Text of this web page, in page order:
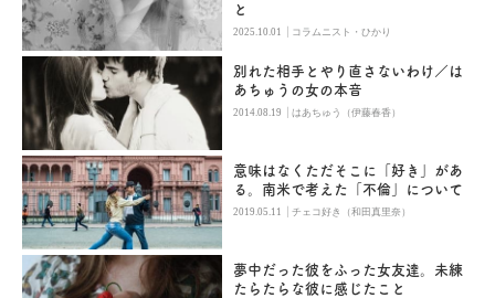
と
2025.10.01 | コラムニスト・ひかり
別れた相手とやり直さないわけ／は
あちゅうの女の本音
2014.08.19 |はあちゅう（伊藤春香）
意味はなくただそこに「好き」があ
る。南米で考えた「不倫」について
2019.05.11 |チェコ好き（和田真里奈）
夢中だった彼をふった女友達。未練
たらたらな彼に感じたこと